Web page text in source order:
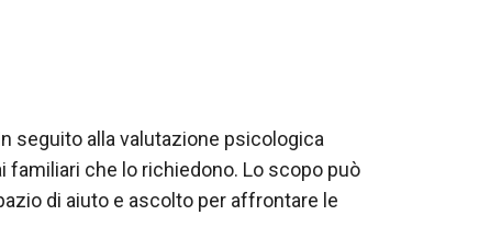
seguito alla valutazione psicologica
che lo richiedono. Lo scopo può
di aiuto e ascolto per affrontare le